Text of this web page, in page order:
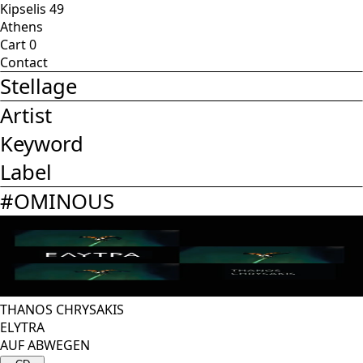
Kipselis 49
Athens
Cart0
Contact
Stellage
Artist
Keyword
Label
#OMINOUS
THANOS CHRYSAKIS
ELYTRA
AUF ABWEGEN